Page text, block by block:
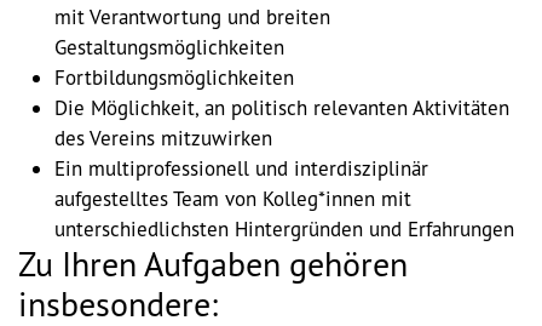
Vision
Geschichte
Vorstand
Team
Standorte
mit Verantwortung und breiten
Gestaltungsmöglichkeiten
Fortbildungsmöglichkeiten
Die Möglichkeit, an politisch relevanten Aktivitäten
des Vereins mitzuwirken
Ein multiprofessionell und interdisziplinär
aufgestelltes Team von Kolleg*innen mit
unterschiedlichsten Hintergründen und Erfahrungen
Zu Ihren Aufgaben gehören
insbesondere: